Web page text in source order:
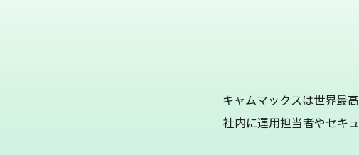
キャムマックスは世界最
社内に運用担当者やセキ